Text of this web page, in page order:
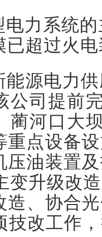
电力系统
已超过火
能源电力
公司提前
蔺河口大
重点设备
压油装置
变升级改
造、协合
技改工作